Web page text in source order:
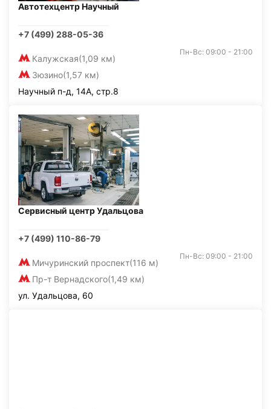
Автотехцентр Научный
+7 (499) 288-05-36
Калужская(1,09 км)
Зюзино(1,57 км)
Пн-Вс: 09:00 - 21:00
Научный п-д, 14А, стр.8
Сервисный центр Удальцова
+7 (499) 110-86-79
Мичуринский проспект(116 м)
Пр-т Вернадского(1,49 км)
Пн-Вс: 09:00 - 21:00
ул. Удальцова, 60